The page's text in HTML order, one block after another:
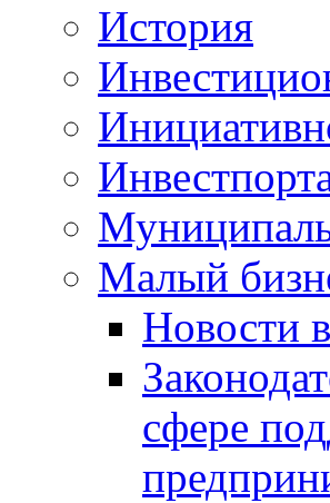
История
Малый
Новости
сфере